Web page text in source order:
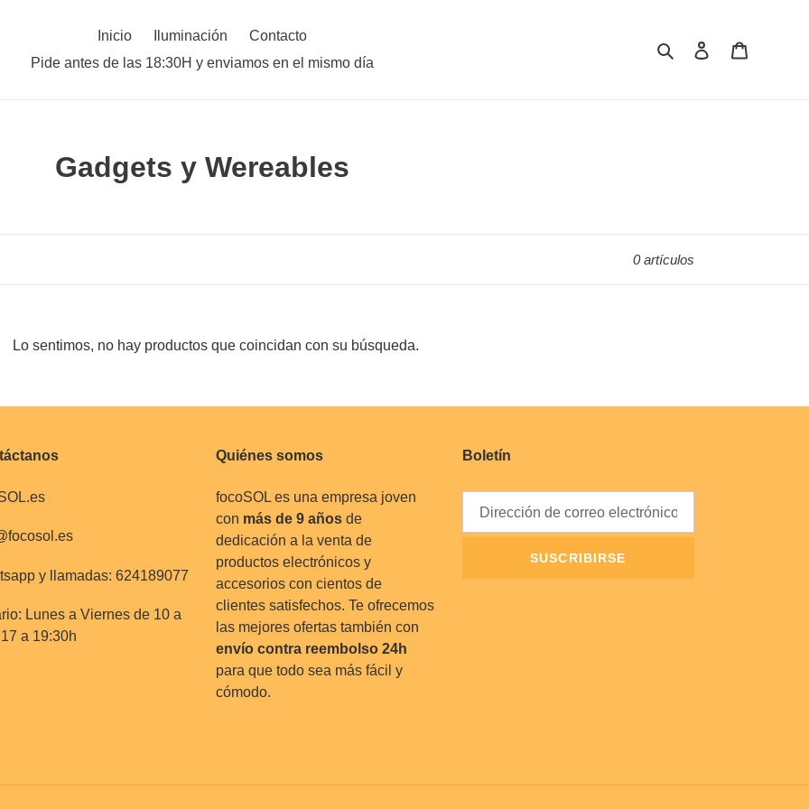
Inicio Iluminación
Contacto
Pide antes de las 18:30H y enviamos en el mismo día
Buscar Ingresar
C
c
ó
Gadgets y Wereables
0 artículos
Lo sentimos, no hay productos que coincidan con su búsqueda.
y llamadas: 624189077
Lunes a Viernes de 10 a
a 19:30h
Quiénes somos
focoSOL es una empresa joven
con más de 9 años de
dedicación a la venta de
productos electrónicos y
accesorios con cientos de
clientes satisfechos. Te ofrecemos
las mejores ofertas también con
envío contra reembolso 24h
para que todo sea más fácil y
cómodo.
Boletín
SUSCRIBIRSE